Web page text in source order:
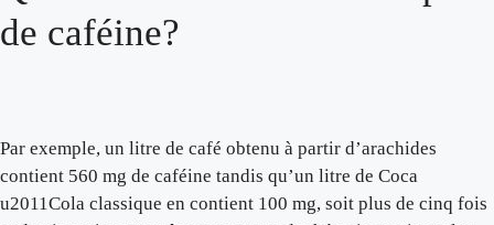
de caféine?
Par exemple, un litre de café obtenu à partir d’arachides
contient 560 mg de caféine tandis qu’un litre de Coca
u2011Cola classique en contient 100 mg, soit plus de cinq fois